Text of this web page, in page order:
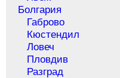
Болгария
Габрово
Кюстендил
Ловеч
Пловдив
Разград